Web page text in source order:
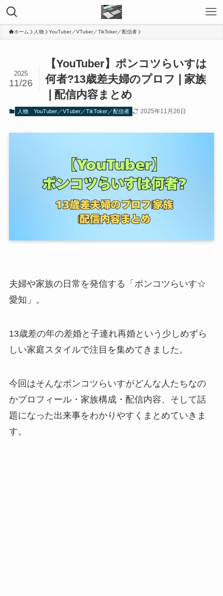
ホーム 人物 YouTuber／VTuber／TikToker／配信者
【YouTuber】ポンコツらいすは
何者?13歳差夫婦のプロフ❘家族
❘配信内容まとめ
2025
11/26
人物 YouTuber／VTuber／TikToker／配信者 2025年11月26日
夫婦や家族の日常を発信する「ポンコツらいす☆
愛知」。
13歳差の年の差婚と子連れ再婚という少しめずら
しい家庭スタイルで注目を集めてきました。
今回はそんなポンコツらいすがどんな人たちなの
かプロフィール・家族構成・配信内容、そして話
題になった出来事をわかりやすくまとめていきま
す。